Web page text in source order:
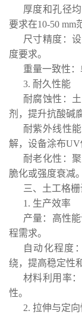
厚度和孔径
要求在10-50 mm
尺寸精度：
度要求。
重量一致性
3. 耐久性能
耐腐蚀性：
剂，提升抗酸碱
耐紫外线性
解，设备涂布UV
耐老化性：
脆化或强度衰减。
三、土工格
1. 生产效率
产量：高性
程需求。
自动化程度
绕，提高稳定性
材料利用率
性。
2. 拉伸与定